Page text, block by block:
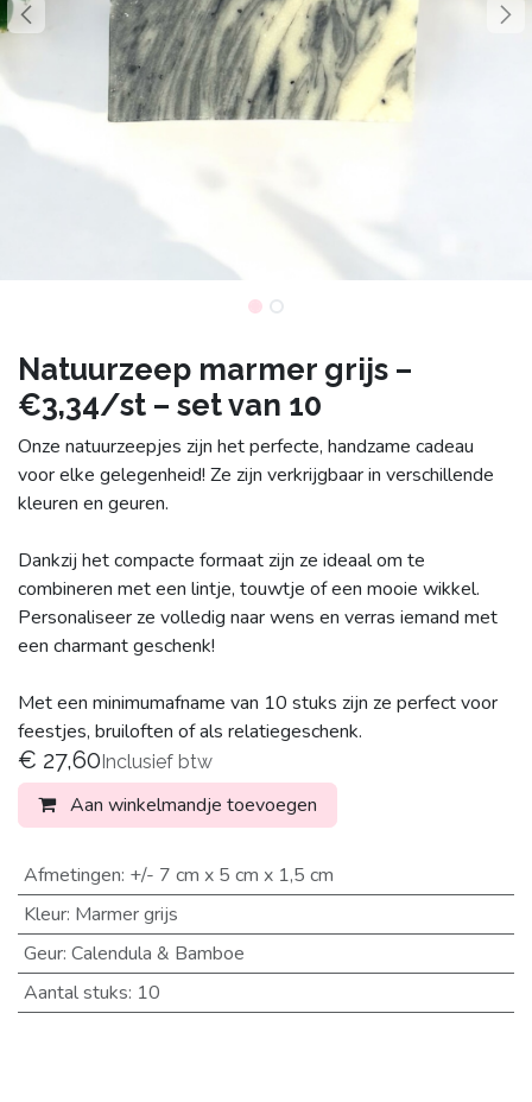
Natuurzeep marmer grijs –
€3,34/st – set van 10
Onze natuurzeepjes zijn het perfecte, handzame cadeau
voor elke gelegenheid! Ze zijn verkrijgbaar in verschillende
kleuren en geuren.
Dankzij het compacte formaat zijn ze ideaal om te
combineren met een lintje, touwtje of een mooie wikkel.
Personaliseer ze volledig naar wens en verras iemand met
een charmant geschenk!
Met een minimumafname van 10 stuks zijn ze perfect voor
feestjes, bruiloften of als relatiegeschenk.
€ 27,60Inclusief btw
Aan winkelmandje toevoegen
Afmetingen: +/- 7 cm x 5 cm x 1,5 cm
Kleur: Marmer grijs
Geur: Calendula & Bamboe
Aantal stuks: 10